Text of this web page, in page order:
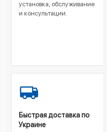
установка, обслуживание
и консультации.
Быстрая доставка по
Украине